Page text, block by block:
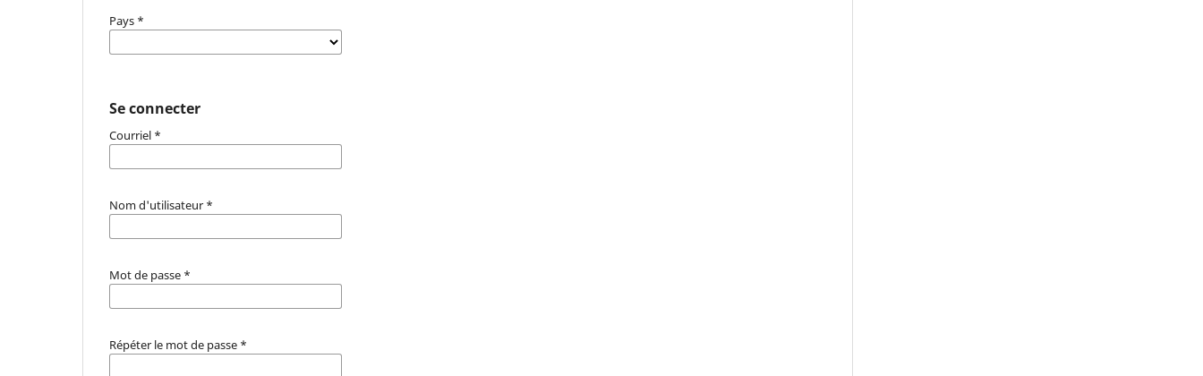
Pays *
Se connecter
Courriel *
Nom d'utilisateur *
Mot de passe *
Répéter le mot de passe *